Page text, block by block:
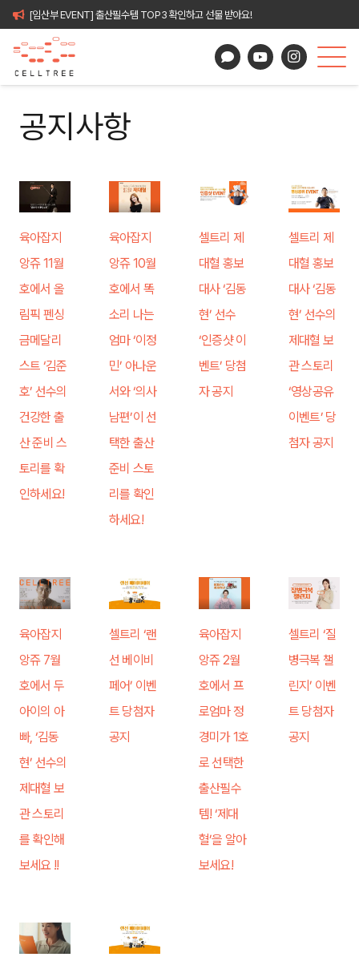
[임산부 EVENT] 출산필수템 TOP3 확인하고 선물 받아요!
공지사항
육아잡지
앙쥬 11월
호에서 올
림픽 펜싱
금메달리
스트 ‘김준
호’ 선수의
건강한 출
산 준비 스
토리를 확
인하세요!
육아잡지
앙쥬 10월
호에서 똑
소리 나는
엄마 ‘이정
민’ 아나운
서와 ‘의사
남편’이 선
택한 출산
준비 스토
리를 확인
하세요!
셀트리 제
대혈 홍보
대사 ‘김동
현’ 선수
‘인증샷 이
벤트’ 당첨
자 공지
셀트리 제
대혈 홍보
대사 ‘김동
현’ 선수의
제대혈 보
관 스토리
‘영상공유
이벤트’ 당
첨자 공지
육아잡지
앙쥬 7월
호에서 두
아이의 아
빠, ‘김동
현’ 선수의
제대혈 보
관 스토리
를 확인해
보세요 !!
셀트리 ‘랜
선 베이비
페어’ 이벤
트 당첨자
공지
육아잡지
앙쥬 2월
호에서 프
로엄마 정
경미가 1호
로 선택한
출산필수
템! ‘제대
혈’을 알아
보세요!
셀트리 ‘질
병극복 챌
린지’ 이벤
트 당첨자
공지